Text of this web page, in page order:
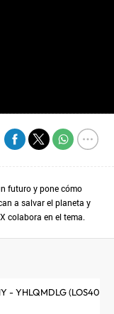
futuro y pone cómo
a salvar el planeta y
colabora en el tema.
- YHLQMDLG (LOS40